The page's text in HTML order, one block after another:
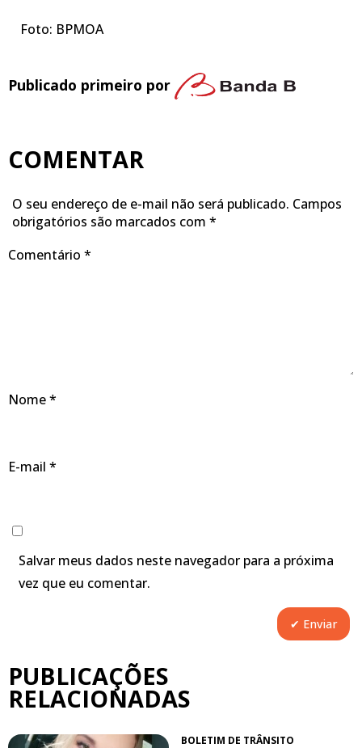
Foto: BPMOA
Publicado primeiro por
COMENTAR
O seu endereço de e-mail não será publicado. Campos
obrigatórios são marcados com *
Comentário *
Nome*
E-mail *
Salvar meus dados neste navegador para a próxima
vez que eu comentar.
PUBLICAÇÕES
RELACIONADAS
BOLETIM DE TRÂNSITO